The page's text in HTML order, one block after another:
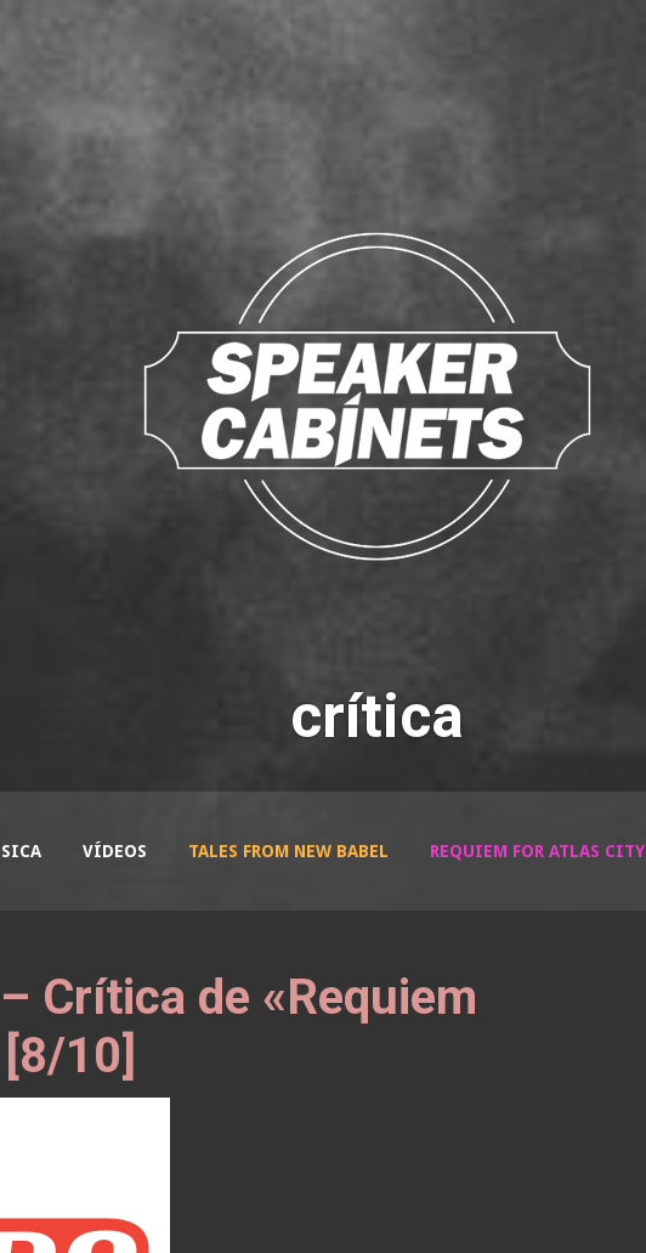
VÍDEOS TALES FROM NEW BABEL REQUIEM FOR ATLAS CITY
crítica
Crítica de «Requiem
10]